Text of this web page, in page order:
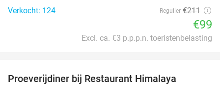
Verkocht: 124
Regulier €211
€99
Excl. ca. €3 p.p.p.n. toeristenbelasting
Proeverijdiner bij Restaurant Himalaya